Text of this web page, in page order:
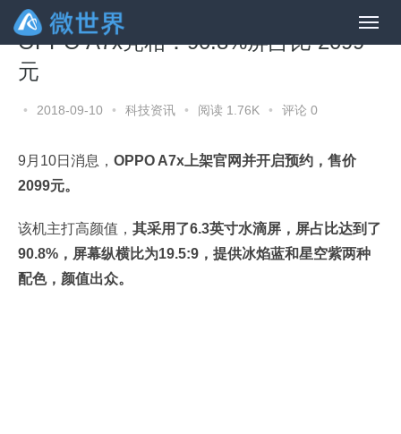
OPPO A7x亮相：90.8%屏占比 2099
元
• 2018-09-10 • 科技资讯 • 阅读 1.76K • 评论 0
9月10日消息， OPPO A7x上架官网并开启预约，售价
2099元。
该机主打高颜值， 其采用了6.3英寸水滴屏，屏占比达到了
90.8%，屏幕纵横比为19.5:9，提供冰焰蓝和星空紫两种
配色，颜值出众。